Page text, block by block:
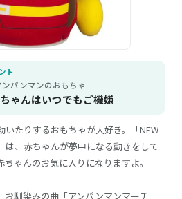
ト
パンマンのおもちゃ
ゃんはいつでもご機嫌
たりするおもちゃが大好き。「NEW
は、赤ちゃんが夢中になる動きをして
ゃんのお気に入りになりますよ。
馴染みの曲「アンパンマンマーチ」